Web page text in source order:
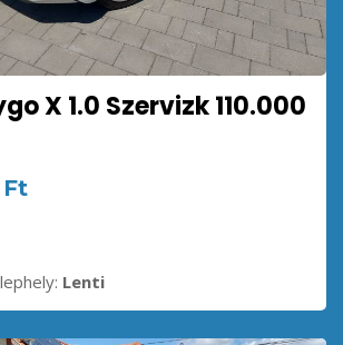
X 1.0 Szervizk 110.000
Lenti